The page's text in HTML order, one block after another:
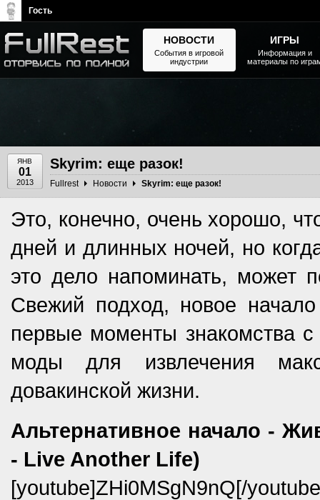
ЯНВ
01
2013
Skyrim: еще разок!
Fullrest Новости Skyrim: еще разок!
Это, конечно, очень хорошо,
дней и длинных ночей, но
это дело напоминать, может
Свежий подход, новое
первые моменты знакомства
моды для извлечения
довакинской жизни.
Альтернативное начало -
- Live Another Life)
[youtube]ZHi0MSgN9nQ[/
НОВОСТИ
События в игровой
индустрии
ИГРЫ
Информация и
материалы по
Гость